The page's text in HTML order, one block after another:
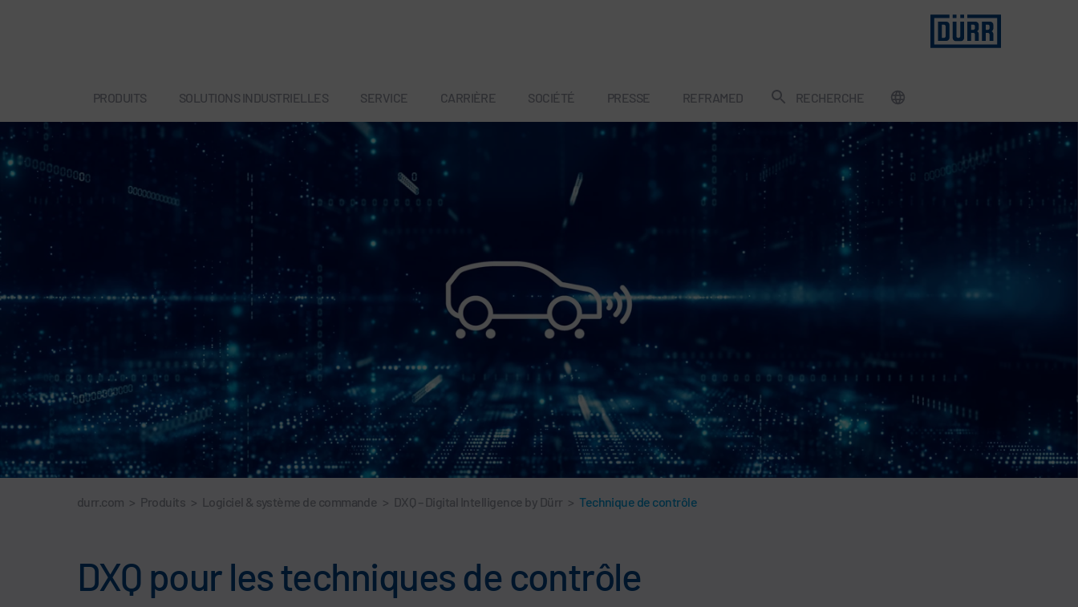
PRODUITS SOLUTIONS INDUSTRIELLES SERVICE CARRIÈRE SOCIÉTÉ PRESSE REFRAMED RECHERCHE
durr.com > Produits > Logiciel & système de commande > DXQ – Digital Intelligence by Dürr > Technique de contrôle
DXQ pour les techniques de contrôle